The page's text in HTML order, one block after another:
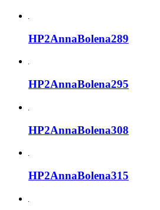
HP2AnnaBolena289
HP2AnnaBolena295
HP2AnnaBolena308
HP2AnnaBolena315